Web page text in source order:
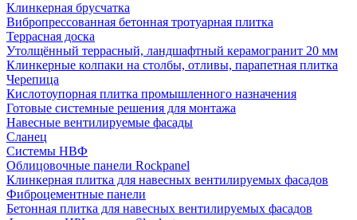
Клинкерная брусчатка
Вибропрессованная бетонная тротуарная плитка
Террасная доска
Утолщённый террасный, ландшафтный керамогранит 20 мм
Клинкерные колпаки на столбы, отливы, парапетная плитка
Черепица
Кислотоупорная плитка промышленного назначения
Готовые системные решения для монтажа
Навесные вентилируемые фасады
Сланец
Системы НВФ
Облицовочные панели Rockpanel
Клинкерная плитка для навесных вентилируемых фасадов
Фиброцементные панели
Бетонная плитка для навесных вентилируемых фасадов